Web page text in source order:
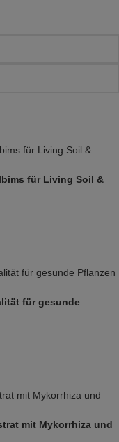
für Living Soil &
für gesunde
mit Mykorrhiza und